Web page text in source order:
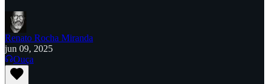
Renato Rocha Miranda
jun 09, 2025
Ouça